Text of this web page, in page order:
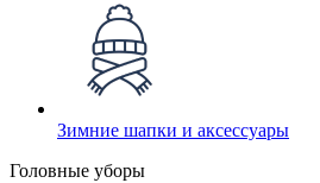
Зимние шапки и аксессуары
Головные уборы